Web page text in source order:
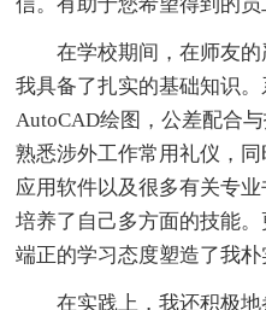
在学校期间，在师友
我具备了扎实的基础知识。
AutoCAD绘图，公差配合
熟悉涉外工作常用礼仪，
应用软件以及很多有关专
培养了自己多方面的技能
端正的学习态度塑造了我朴
在实践上，我还积极地